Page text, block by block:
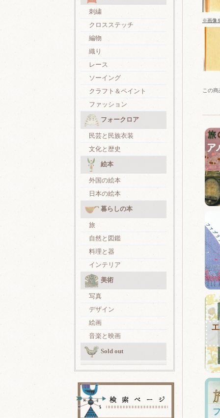
刺繍
クロスステッチ
編物
織り
レース
ソーイング
クラフト＆ペイント
ファッション
フォークロア
民芸と民族衣装
文化と歴史
絵本
外国の絵本
日本の絵本
暮らしの本
旅
自然と図鑑
料理と器
インテリア
美術
写真
デザイン
絵画
音楽と映画
Sold out
※画像
この